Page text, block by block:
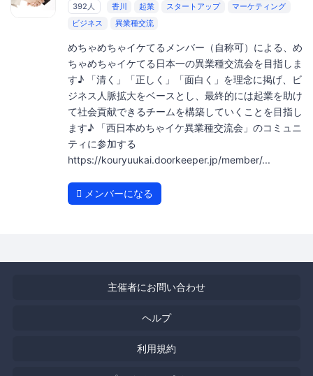
392人 香川 起業 スタートアップ
マーケティング
ビジネス
異業種交流
めちゃめちゃイケてるメンバー（自称可）による、め
ちゃめちゃイケてる日本一の異業種交流会を目指しま
す♪ 「清く」「正しく」「面白く」を理念に掲げ、ビ
ジネス人脈拡大をベースとし、最終的には起業を助け
て社会貢献できるチームを構築していくことを目指し
ます♪ 「西日本めちゃイケ異業種交流会」のコミュニ
ティに参加する
https://kouryuukai.doorkeeper.jp/member/...
メンバーになる
主催者にお問い合わせ
ヘルプ
利用規約